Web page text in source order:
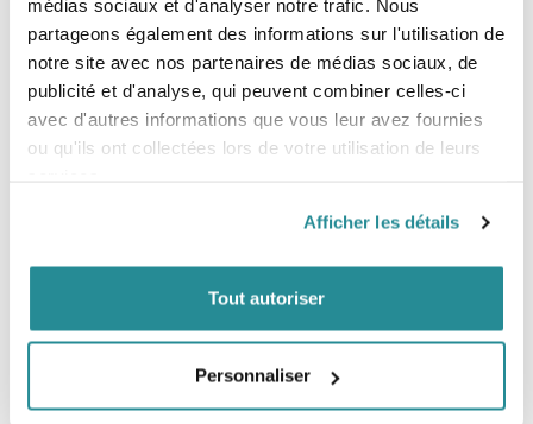
médias sociaux et d'analyser notre trafic. Nous
partageons également des informations sur l'utilisation de
notre site avec nos partenaires de médias sociaux, de
publicité et d'analyse, qui peuvent combiner celles-ci
avec d'autres informations que vous leur avez fournies
ou qu'ils ont collectées lors de votre utilisation de leurs
Afficher les détails
Tout autoriser
Personnaliser
3D-moulded foam interior and exterior
Covered side parts
Double power leash ring
Soft neoprene edges
HP system included
Multi Spreader = Clickerbar 3.0 | Low torque fixation